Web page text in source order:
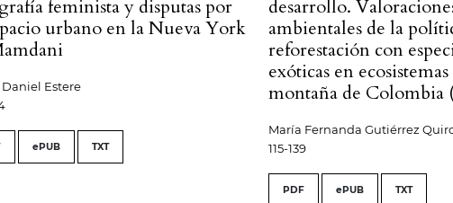
feminista y disputas por
urbano en la Nueva York
Estere
ePUB TXT
desarrollo.
ambientales de la
reforestación con
exóticas en
montaña de Colombia
María Fernanda Gutiérrez
115-139
PDF ePUB TXT